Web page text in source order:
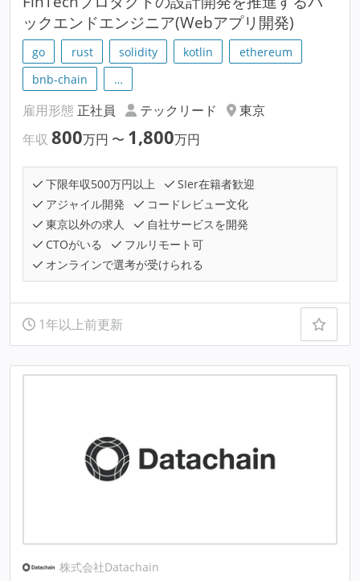
ックエンドエンジニア(Webアプリ開発)
go rust solidity kotlin
ethereum
bnb-chain
…
雇用形態 正社員 テックリード
東京
年収 800万円 〜 1,800万円
下限年収500万円以上
SIer在籍者歓迎
アジャイル開発
コードレビュー文化
東京以外の求人
自社サービスを開発
CTOがいる
フルリモート可
オンラインで選考が受けられる
1年以上前更新
株式会社Datachain